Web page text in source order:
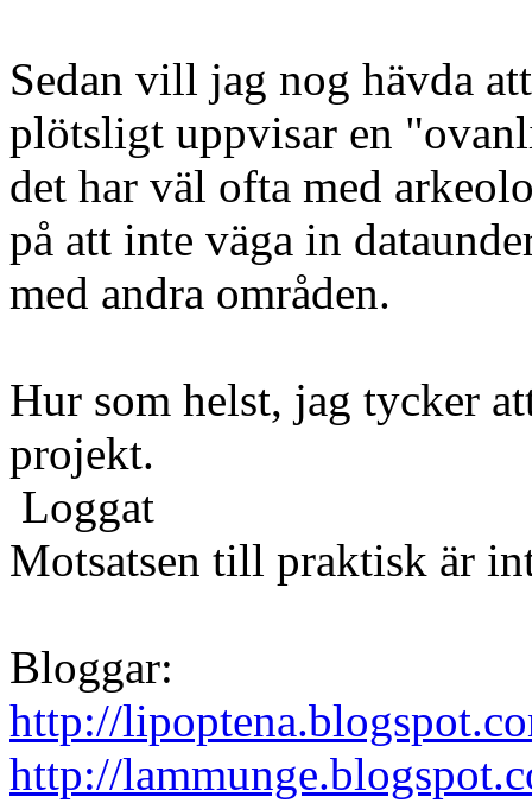
Sedan vill jag nog hävda
plötsligt uppvisar en
det har väl ofta med
på att inte väga in
med andra områden.
Hur som helst, jag tycker
projekt.
Loggat
Motsatsen till praktisk är
Bloggar:
http://
http://